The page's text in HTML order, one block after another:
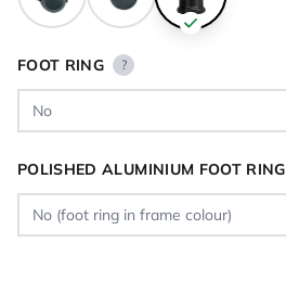
FOOT RING ?
POLISHED ALUMINIUM FOOT RING